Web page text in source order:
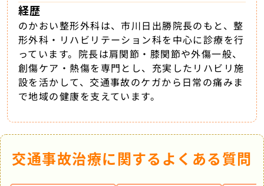
経歴
のかおい整形外科は、市川日出勝院長のもと、整
形外科・リハビリテーション科を中心に診療を行
っています。院長は肩関節・膝関節や外傷一般、
創傷ケア・熱傷を専門とし、充実したリハビリ施
設を活かして、交通事故のケガから日常の痛みま
で地域の健康を支えています。
交通事故治療に関するよくある質問